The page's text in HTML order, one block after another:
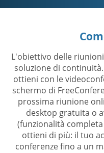
L'obiettivo delle
soluzione di
ottieni con le
schermo di
prossima riunione
desktop gratuita o
(funzionalità
ottieni di più: il tuo
conferenze fino a un